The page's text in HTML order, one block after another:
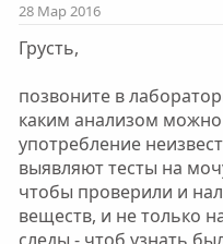
28 Мар 2016
Грусть,
позвоните в
каким анализом
употребление
выявляют тесты на
чтобы проверили и
веществ, и не только